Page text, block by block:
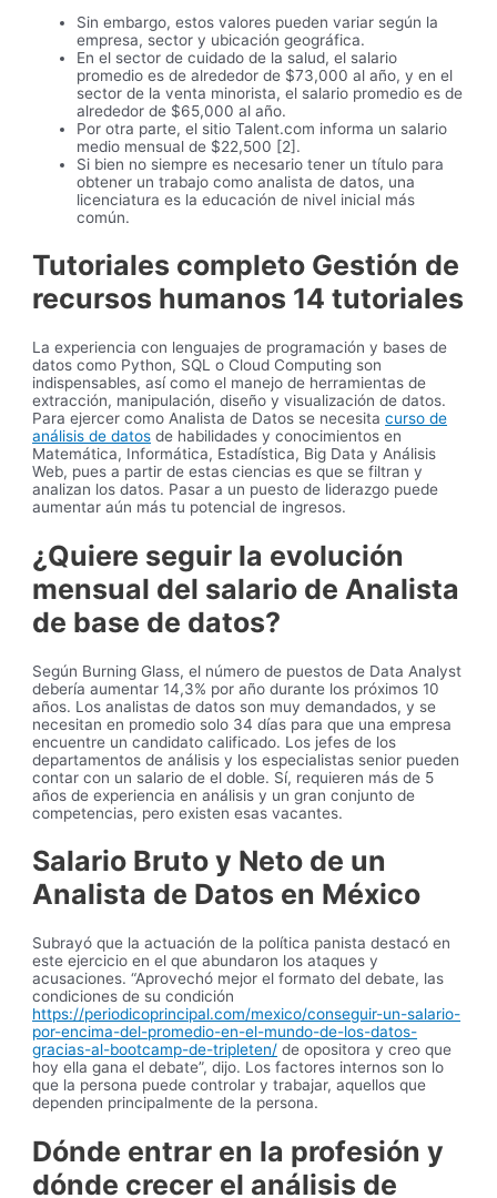
Sin embargo, estos valores pueden variar según la
empresa, sector y ubicación geográfica.
En el sector de cuidado de la salud, el salario
promedio es de alrededor de $73,000 al año, y en el
sector de la venta minorista, el salario promedio es de
alrededor de $65,000 al año.
Por otra parte, el sitio Talent.com informa un salario
medio mensual de $22,500 [2].
Si bien no siempre es necesario tener un título para
obtener un trabajo como analista de datos, una
licenciatura es la educación de nivel inicial más
común.
Tutoriales completo Gestión de
recursos humanos 14 tutoriales
La experiencia con lenguajes de programación y bases de
datos como Python, SQL o Cloud Computing son
indispensables, así como el manejo de herramientas de
extracción, manipulación, diseño y visualización de datos.
Para ejercer como Analista de Datos se necesitacurso de
análisis de datos de habilidades y conocimientos en
Matemática, Informática, Estadística, Big Data y Análisis
Web, pues a partir de estas ciencias es que se filtran y
analizan los datos. Pasar a un puesto de liderazgo puede
aumentar aún más tu potencial de ingresos.
¿Quiere seguir la evolución
mensual del salario de Analista
de base de datos?
Según Burning Glass, el número de puestos de Data Analyst
debería aumentar 14,3% por año durante los próximos 10
años. Los analistas de datos son muy demandados, y se
necesitan en promedio solo 34 días para que una empresa
encuentre un candidato calificado. Los jefes de los
departamentos de análisis y los especialistas senior pueden
contar con un salario de el doble. Sí, requieren más de 5
años de experiencia en análisis y un gran conjunto de
competencias, pero existen esas vacantes.
Salario Bruto y Neto de un
Analista de Datos en México
Subrayó que la actuación de la política panista destacó en
este ejercicio en el que abundaron los ataques y
acusaciones. “Aprovechó mejor el formato del debate, las
condiciones de su condición
https://periodicoprincipal.com/mexico/conseguir-un-salario-
por-encima-del-promedio-en-el-mundo-de-los-datos-
gracias-al-bootcamp-de-tripleten/ de opositora y creo que
hoy ella gana el debate”, dijo. Los factores internos son lo
que la persona puede controlar y trabajar, aquellos que
dependen principalmente de la persona.
Dónde entrar en la profesión y
dónde crecer el análisis de